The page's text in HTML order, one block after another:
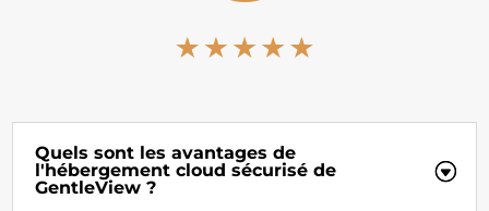
Quels sont les avantages de
l'hébergement cloud sécurisé de
GentleView ?